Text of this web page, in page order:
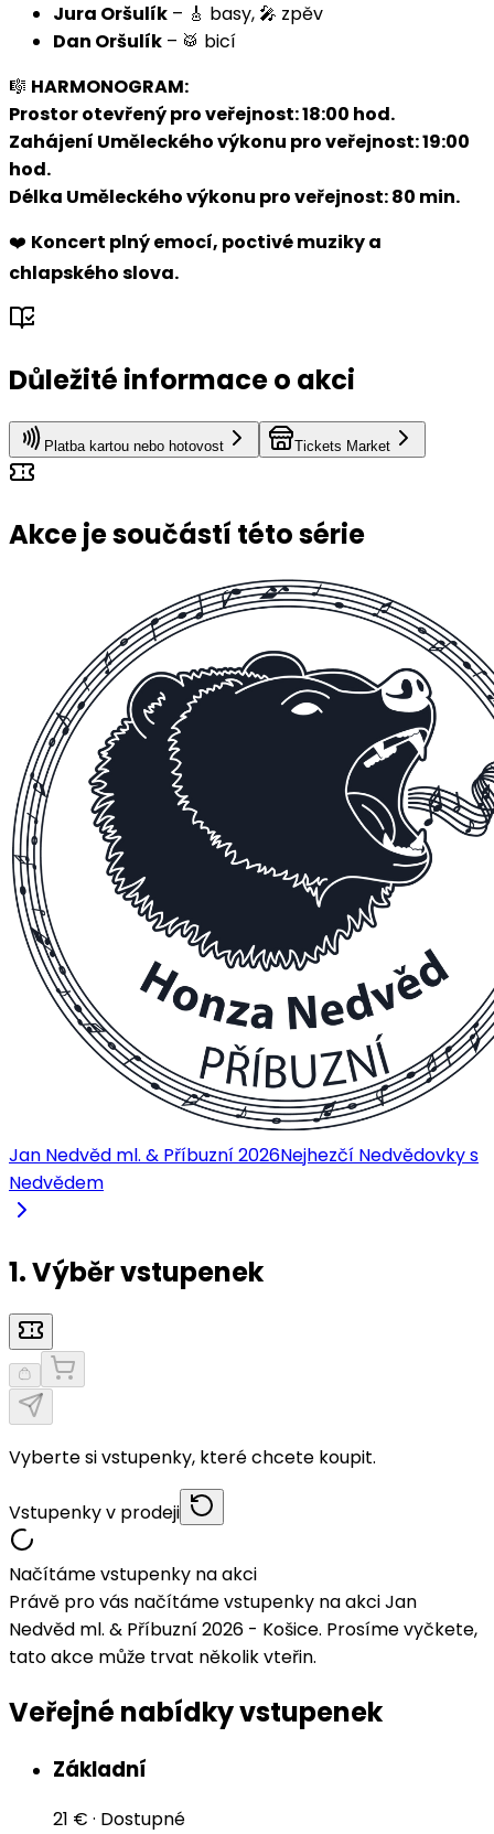
Jura Oršulík – 🎸 basy, 🎤 zpěv
Dan Oršulík – 🥁 bicí
🎼 HARMONOGRAM:
Prostor otevřený pro veřejnost: 18:00 hod.
Zahájení Uměleckého výkonu pro veřejnost: 19:00
hod.
Délka Uměleckého výkonu pro veřejnost: 80 min.
❤️ Koncert plný emocí, poctivé muziky a
chlapského slova.
Důležité informace o akci
Platba kartou nebo hotovost Tickets Market
Akce je součástí této série
Jan Nedvěd ml. & Příbuzní 2026Nejhezčí Nedvědovky s
Nedvědem
1. Výběr vstupenek
Vyberte si vstupenky, které chcete koupit.
Vstupenky v prodeji
Načítáme vstupenky na akci
Právě pro vás načítáme vstupenky na akci Jan
Nedvěd ml. & Příbuzní 2026 - Košice. Prosíme vyčkete,
tato akce může trvat několik vteřin.
Veřejné nabídky vstupenek
Základní
21 € · Dostupné